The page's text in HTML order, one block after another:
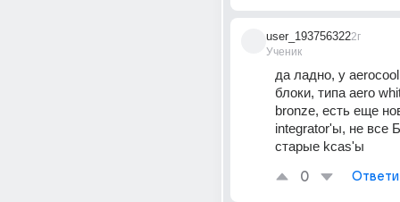
user_193756322
Ученик
2г
да ладно, у
блоки, типа aero
bronze, есть еще
integrator'ы, не все
старые kcas'ы
0